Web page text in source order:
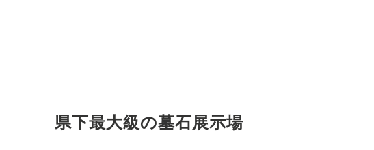
県下最⼤級の墓⽯展⽰場